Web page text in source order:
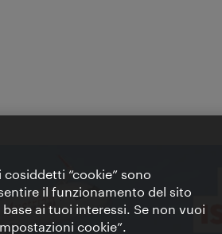
“cookie” sono
il funzionamento del sito
ai tuoi interessi. Se non vuoi
cookie”.